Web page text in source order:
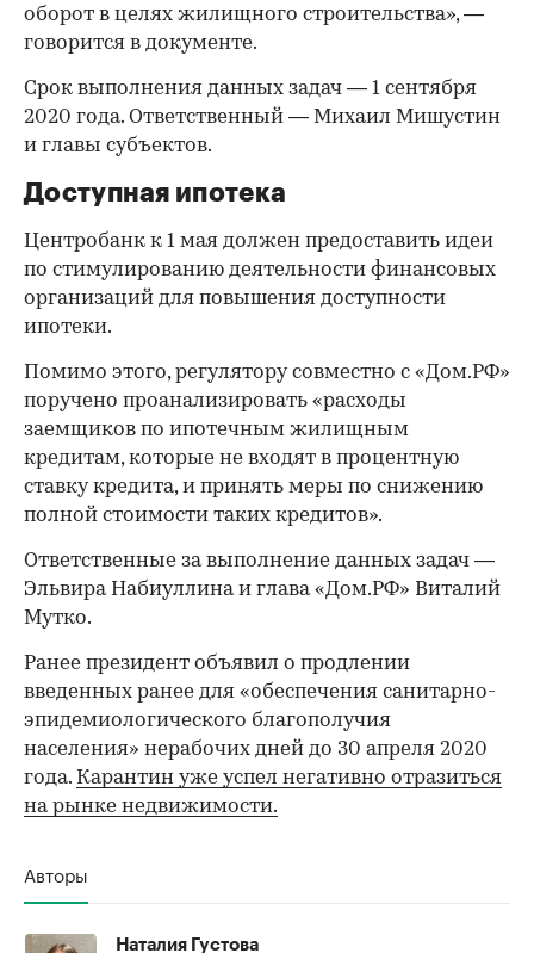
оборот в целях жилищного строительства», —
говорится в документе.
Срок выполнения данных задач — 1 сентября
2020 года. Ответственный — Михаил Мишустин
и главы субъектов.
Доступная ипотека
Центробанк к 1 мая должен предоставить идеи
по стимулированию деятельности финансовых
организаций для повышения доступности
ипотеки.
Помимо этого, регулятору совместно с «Дом.РФ»
поручено проанализировать «расходы
заемщиков по ипотечным жилищным
кредитам, которые не входят в процентную
ставку кредита, и принять меры по снижению
полной стоимости таких кредитов».
Ответственные за выполнение данных задач —
Эльвира Набиуллина и глава «Дом.РФ» Виталий
Мутко.
Ранее президент объявил о продлении
введенных ранее для «обеспечения санитарно-
эпидемиологического благополучия
населения» нерабочих дней до 30 апреля 2020
года. Карантин уже успел негативно отразиться
на рынке недвижимости.
Авторы
Наталия Густова